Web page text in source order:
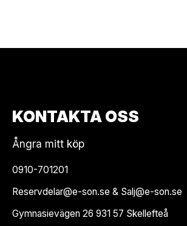
KONTAKTA OSS
Ångra mitt köp
0910-701201
Reservdelar@e-son.se & Salj@e-son.se
Gymnasievägen 26 931 57 Skellefteå